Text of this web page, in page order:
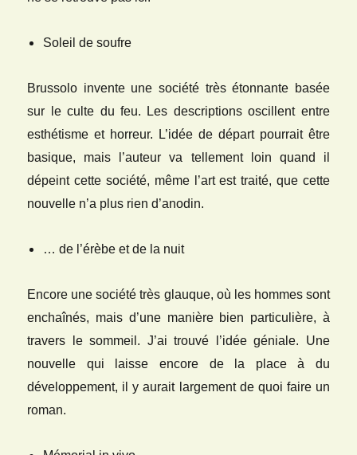
Soleil de soufre
Brussolo invente une société très étonnante basée
sur le culte du feu. Les descriptions oscillent entre
esthétisme et horreur. L’idée de départ pourrait être
basique, mais l’auteur va tellement loin quand il
dépeint cette société, même l’art est traité, que cette
nouvelle n’a plus rien d’anodin.
… de l’érèbe et de la nuit
Encore une société très glauque, où les hommes sont
enchaînés, mais d’une manière bien particulière, à
travers le sommeil. J’ai trouvé l’idée géniale. Une
nouvelle qui laisse encore de la place à du
développement, il y aurait largement de quoi faire un
roman.